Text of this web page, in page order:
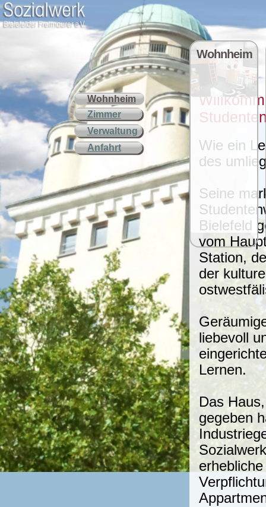
Wohnheim
Wohnheim
Zimmer
Verwaltung
Anfahrt
Wie ein
des
Seine
Bielefeld
vom
Station,
der
liebevoll
Lernen.
Das
gegeben